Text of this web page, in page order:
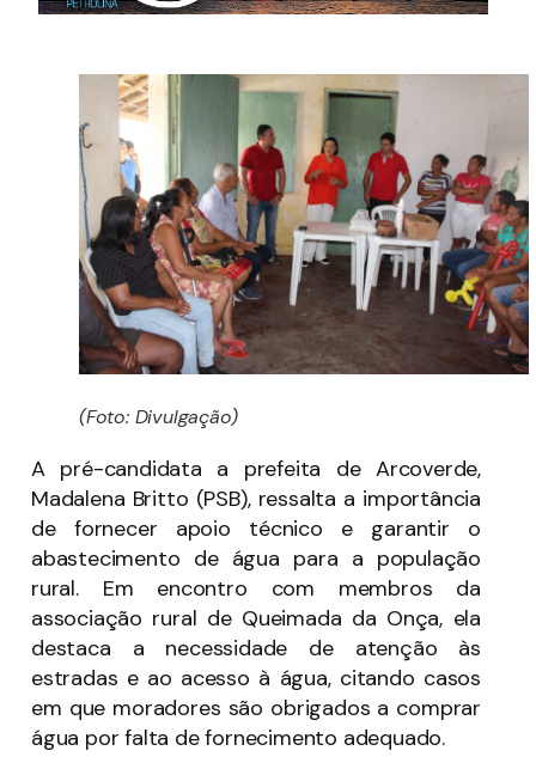
(Foto: Divulgação)
A pré-candidata a prefeita de Arcoverde,
Madalena Britto (PSB), ressalta a importância
de fornecer apoio técnico e garantir o
abastecimento de água para a população
rural. Em encontro com membros da
associação rural de Queimada da Onça, ela
destaca a necessidade de atenção às
estradas e ao acesso à água, citando casos
em que moradores são obrigados a comprar
água por falta de fornecimento adequado.